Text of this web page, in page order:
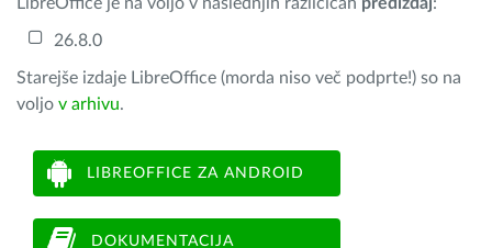
26.8.0
Starejše izdaje LibreOffice (morda niso več podprte!) so na
voljo v arhivu.
LIBREOFFICE ZA ANDROID
DOKUMENTACIJA